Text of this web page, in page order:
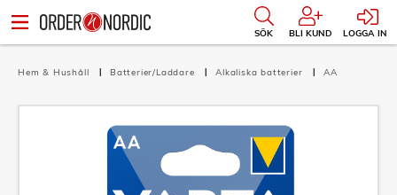
SÖK BLI KUND LOGGA IN
Hem & Hushåll Batterier/Laddare Alkaliska batterier AA